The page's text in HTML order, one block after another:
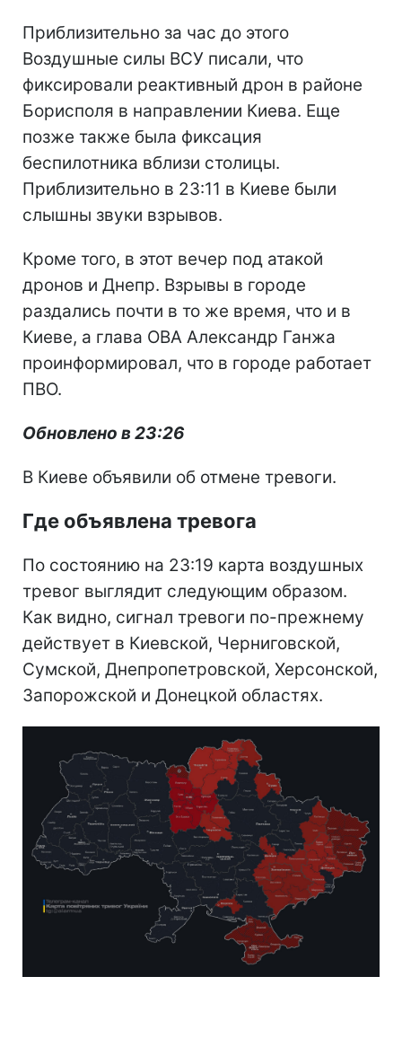
Приблизительно за час до этого
Воздушные силы ВСУ писали, что
фиксировали реактивный дрон в районе
Борисполя в направлении Киева. Еще
позже также была фиксация
беспилотника вблизи столицы.
Приблизительно в 23:11 в Киеве были
слышны звуки взрывов.
Кроме того, в этот вечер под атакой
дронов и Днепр. Взрывы в городе
раздались почти в то же время, что и в
Киеве, а глава ОВА Александр Ганжа
проинформировал, что в городе работает
ПВО.
Обновлено в 23:26
В Киеве объявили об отмене тревоги.
Где объявлена тревога
По состоянию на 23:19 карта воздушных
тревог выглядит следующим образом.
Как видно, сигнал тревоги по-прежнему
действует в Киевской, Черниговской,
Сумской, Днепропетровской, Херсонской,
Запорожской и Донецкой областях.